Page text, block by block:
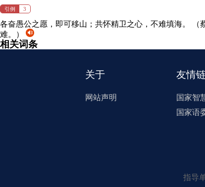
引例 3
各奋愚公之愿，即可移山；共怀精卫之心，不难填海。 （
难。）
相关词条
关于
网站声明
友情
国家智
国家语
指导